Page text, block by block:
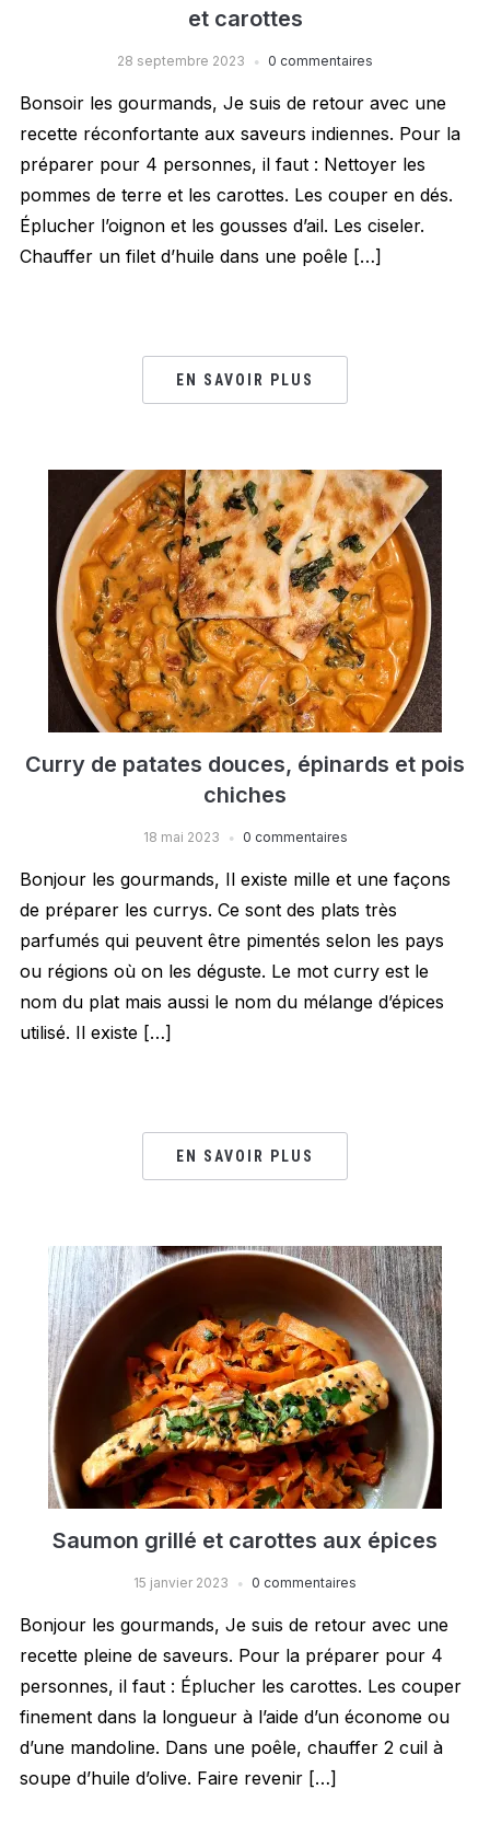
et carottes
28 septembre 2023 0 commentaires
Bonsoir les gourmands, Je suis de retour avec une
recette réconfortante aux saveurs indiennes. Pour la
préparer pour 4 personnes, il faut : Nettoyer les
pommes de terre et les carottes. Les couper en dés.
Éplucher l’oignon et les gousses d’ail. Les ciseler.
Chauffer un filet d’huile dans une poêle […]
EN SAVOIR PLUS
Curry de patates douces, épinards et pois
chiches
18 mai 2023 0 commentaires
Bonjour les gourmands, Il existe mille et une façons
de préparer les currys. Ce sont des plats très
parfumés qui peuvent être pimentés selon les pays
ou régions où on les déguste. Le mot curry est le
nom du plat mais aussi le nom du mélange d’épices
utilisé. Il existe […]
EN SAVOIR PLUS
Saumon grillé et carottes aux épices
15 janvier 2023 0 commentaires
Bonjour les gourmands, Je suis de retour avec une
recette pleine de saveurs. Pour la préparer pour 4
personnes, il faut : Éplucher les carottes. Les couper
finement dans la longueur à l’aide d’un économe ou
d’une mandoline. Dans une poêle, chauffer 2 cuil à
soupe d’huile d’olive. Faire revenir […]